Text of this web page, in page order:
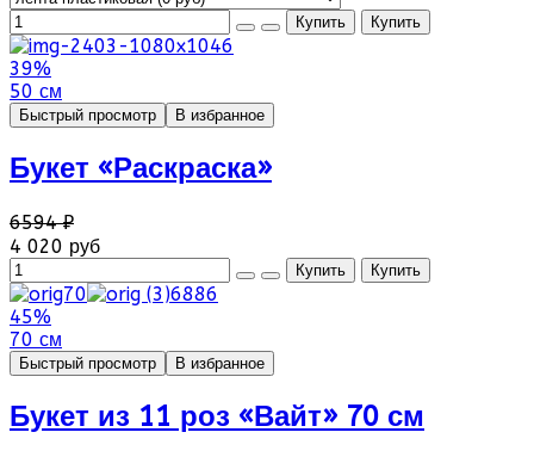
39%
50 см
Быстрый просмотр В избранное
Букет «Раскраска»
6594 ₽
4 020 руб
45%
70 см
Быстрый просмотр В избранное
Букет из 11 роз «Вайт» 70 см